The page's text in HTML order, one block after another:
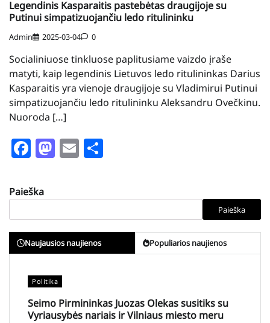
Legendinis Kasparaitis pastebėtas draugijoje su
Putinui simpatizuojančiu ledo ritulininku
Admin 2025-03-04 0
Socialiniuose tinkluose paplitusiame vaizdo įraše
matyti, kaip legendinis Lietuvos ledo ritulininkas Darius
Kasparaitis yra vienoje draugijoje su Vladimirui Putinui
simpatizuojančiu ledo ritulininku Aleksandru Ovečkinu.
Nuoroda […]
Facebook
Mastodon
Email
Paieška
Paieška
Naujausios naujienos Populiarios naujienos
Politika
Seimo Pirmininkas Juozas Olekas susitiks su
Vyriausybės nariais ir Vilniaus miesto meru